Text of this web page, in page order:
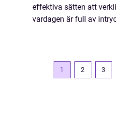
effektiva sätten att
vardagen är full av
1 2 3